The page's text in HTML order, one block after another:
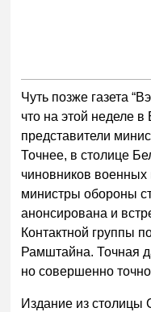
Чуть позже газета
что на этой неделе
представители
Точнее, в столице
чиновников военных
министры обороны
анонсирована и
Контактной группы
Рамштайна. Точная
но совершенно
Издание из столицы